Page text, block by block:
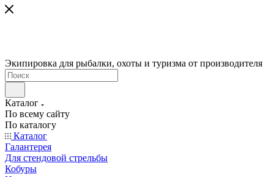
Экипировка для рыбалки, охоты и туризма от производителя
Каталог
По всему сайту
По каталогу
Каталог
Галантерея
Для стендовой стрельбы
Кобуры